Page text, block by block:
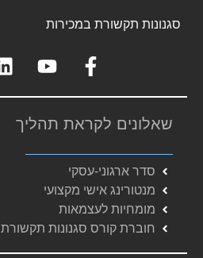
סגנונות תקשורת במכירות
שאלונים לקראת תהליך
סדר ארגוני-עסקי
מנטורינג אישי מקצועי
מומחיות לעצמאות
חוברת קורס סגנונות תקשורת